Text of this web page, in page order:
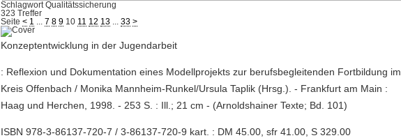
Schlagwort Qualitätssicherung
323 Treffer
Seite< 1 7 8 9 10 11 12 13 ...33 >
Konzeptentwicklung in der Jugendarbeit
: Reflexion und Dokumentation eines Modellprojekts zur berufsbegleitenden Fortbildung im
Kreis Offenbach / Monika Mannheim-Runkel/Ursula Taplik (Hrsg.). - Frankfurt am Main :
Haag und Herchen, 1998. - 253 S. : Ill.; 21 cm - (Arnoldshainer Texte; Bd. 101)
ISBN 978-3-86137-720-7 / 3-86137-720-9 kart. : DM 45.00, sfr 41.00, S 329.00